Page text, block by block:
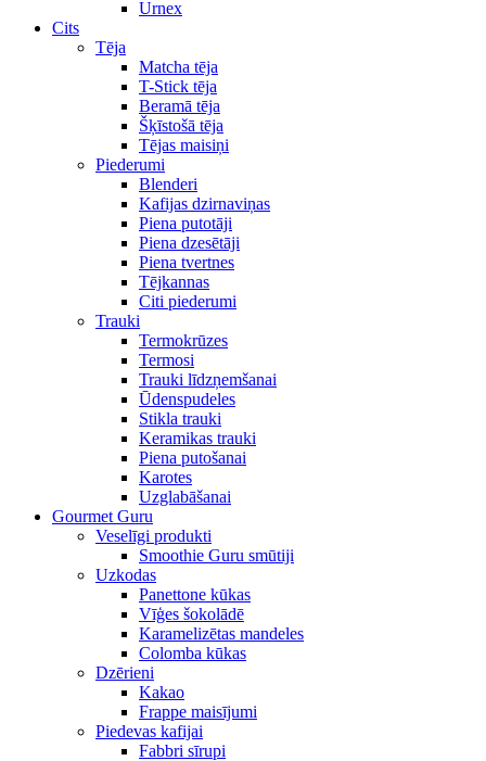
Urnex
Cits
Tēja
Matcha tēja
T-Stick tēja
Beramā tēja
Šķīstošā tēja
Tējas maisiņi
Piederumi
Blenderi
Kafijas dzirnaviņas
Piena putotāji
Piena dzesētāji
Piena tvertnes
Tējkannas
Citi piederumi
Trauki
Termokrūzes
Termosi
Trauki līdzņemšanai
Ūdenspudeles
Stikla trauki
Keramikas trauki
Piena putošanai
Karotes
Uzglabāšanai
Gourmet Guru
Veselīgi produkti
Smoothie Guru smūtiji
Uzkodas
Panettone kūkas
Vīģes šokolādē
Karamelizētas mandeles
Colomba kūkas
Dzērieni
Kakao
Frappe maisījumi
Piedevas kafijai
Fabbri sīrupi